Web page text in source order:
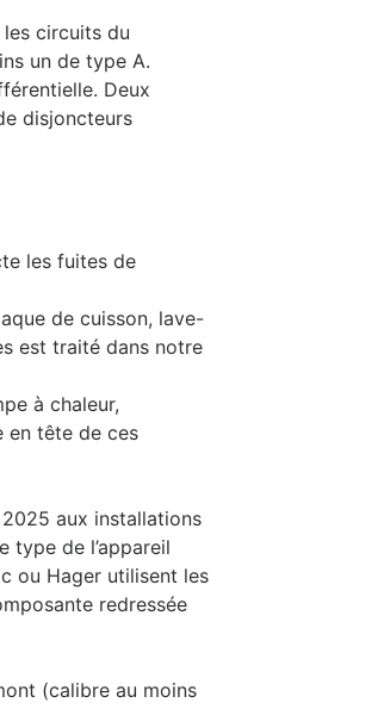
circuits du
un de type A.
Deux
disjoncteurs
les fuites de
de cuisson, lave-
est traité dans notre
à chaleur,
en tête de ces
aux installations
type de l’appareil
ou Hager utilisent les
redressée
(calibre au moins